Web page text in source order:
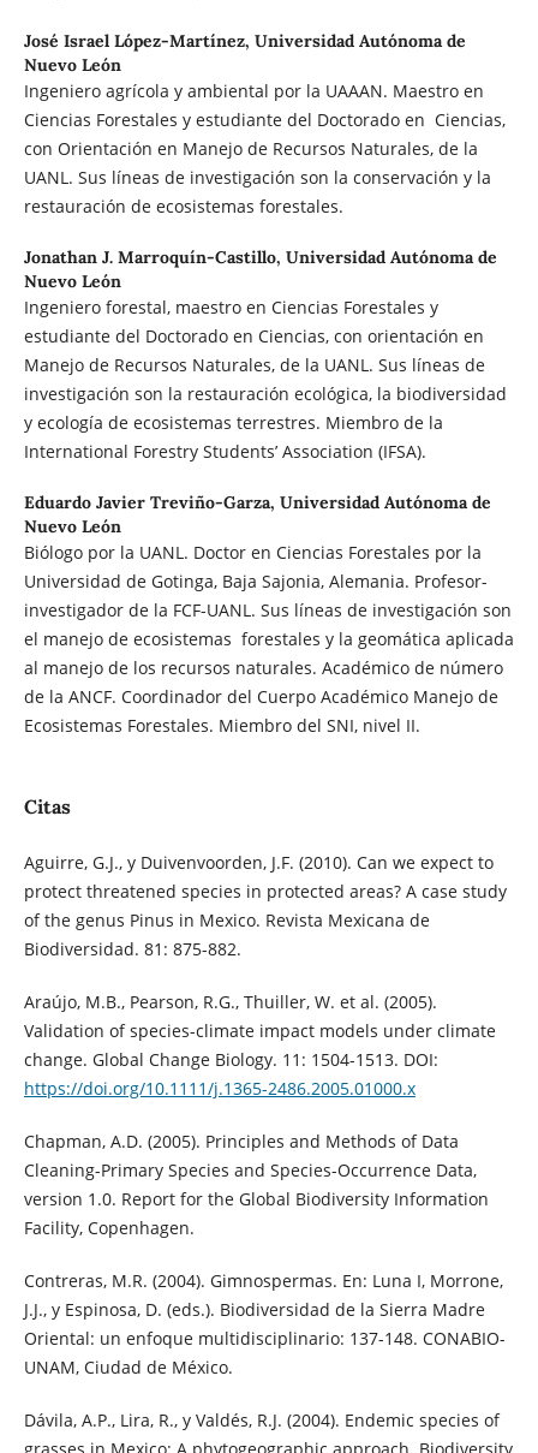
José Israel López-Martínez, Universidad Autónoma de
Nuevo León
Ingeniero agrícola y ambiental por la UAAAN. Maestro en
Ciencias Forestales y estudiante del Doctorado en Ciencias,
con Orientación en Manejo de Recursos Naturales, de la
UANL. Sus líneas de investigación son la conservación y la
restauración de ecosistemas forestales.
Jonathan J. Marroquín-Castillo, Universidad Autónoma de
Nuevo León
Ingeniero forestal, maestro en Ciencias Forestales y
estudiante del Doctorado en Ciencias, con orientación en
Manejo de Recursos Naturales, de la UANL. Sus líneas de
investigación son la restauración ecológica, la biodiversidad
y ecología de ecosistemas terrestres. Miembro de la
International Forestry Students’ Association (IFSA).
Eduardo Javier Treviño-Garza, Universidad Autónoma de
Nuevo León
Biólogo por la UANL. Doctor en Ciencias Forestales por la
Universidad de Gotinga, Baja Sajonia, Alemania. Profesor-
investigador de la FCF-UANL. Sus líneas de investigación son
el manejo de ecosistemas forestales y la geomática aplicada
al manejo de los recursos naturales. Académico de número
de la ANCF. Coordinador del Cuerpo Académico Manejo de
Ecosistemas Forestales. Miembro del SNI, nivel II.
Citas
Aguirre, G.J., y Duivenvoorden, J.F. (2010). Can we expect to
protect threatened species in protected areas? A case study
of the genus Pinus in Mexico. Revista Mexicana de
Biodiversidad. 81: 875-882.
Araújo, M.B., Pearson, R.G., Thuiller, W. et al. (2005).
Validation of species-climate impact models under climate
change. Global Change Biology. 11: 1504-1513. DOI:
https://doi.org/10.1111/j.1365-2486.2005.01000.x
Chapman, A.D. (2005). Principles and Methods of Data
Cleaning-Primary Species and Species-Occurrence Data,
version 1.0. Report for the Global Biodiversity Information
Facility, Copenhagen.
Contreras, M.R. (2004). Gimnospermas. En: Luna I, Morrone,
J.J., y Espinosa, D. (eds.). Biodiversidad de la Sierra Madre
Oriental: un enfoque multidisciplinario: 137-148. CONABIO-
UNAM, Ciudad de México.
Dávila, A.P., Lira, R., y Valdés, R.J. (2004). Endemic species of